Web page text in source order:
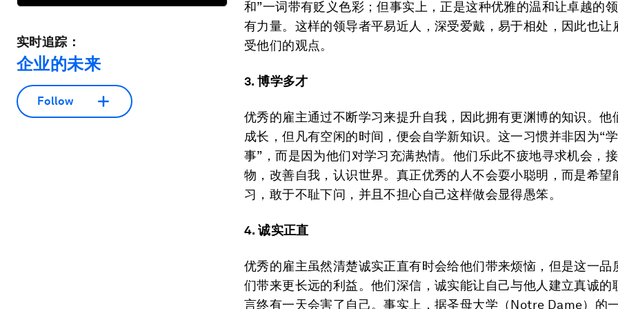
实时追踪：
企业的未来
Follow
和”一词带有贬义色彩；但事实上，正是这种优雅的温和让卓越的
有力量。这样的领导者平易近人，深受爱戴，易于相处，因此也让
受他们的观点。
3.博学多才
优秀的雇主通过不断学习来提升自我，因此拥有更渊博的知识。他
成长，但凡有空闲的时间，便会自学新知识。这一习惯并非因为“
事”，而是因为他们对学习充满热情。他们乐此不疲地寻求机会，
物，改善自我，认识世界。真正优秀的人不会耍小聪明，而是希望
习，敢于不耻下问，并且不担心自己这样做会显得愚笨。
4.诚实正直
优秀的雇主虽然清楚诚实正直有时会给他们带来烦恼，但是这一品
们带来更长远的利益。他们深信，诚实能让自己与他人建立真诚的
言终有一天会害了自己。事实上，据圣母大学（Notre Dame）的